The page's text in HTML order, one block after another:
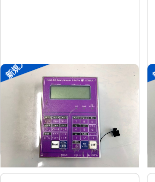
新規入荷
ポータブル入出力装置
協立アスリック
式U-Port Pro
式-